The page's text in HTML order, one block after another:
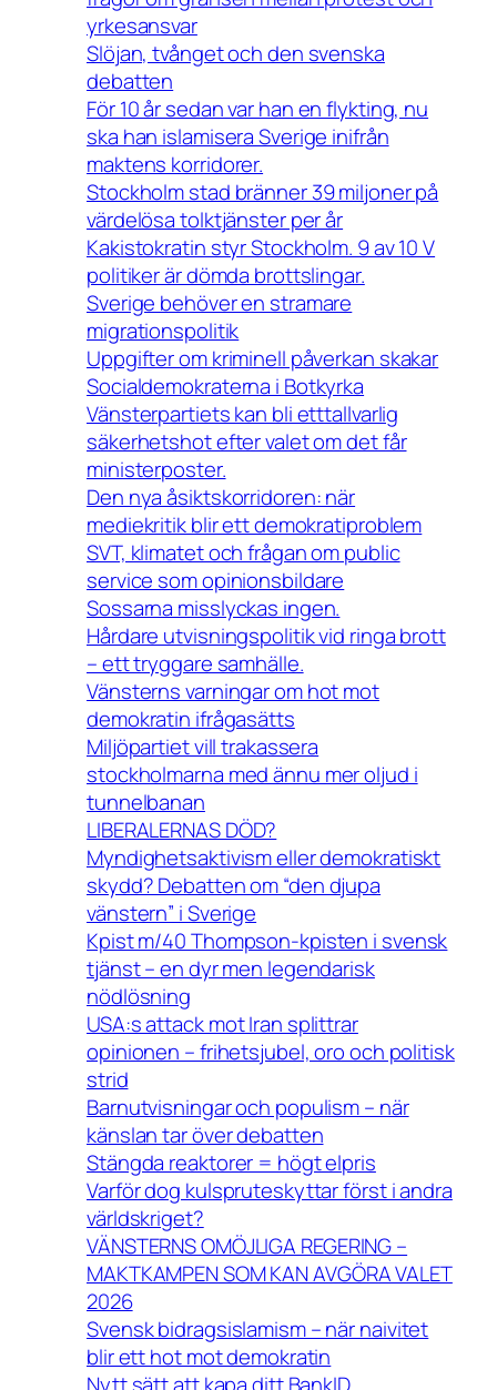
yrkesansvar
Slöjan, tvånget och den svenska
debatten
För 10 år sedan var han en flykting, nu
ska han islamisera Sverige inifrån
maktens korridorer.
Stockholm stad bränner 39 miljoner på
värdelösa tolktjänster per år
Kakistokratin styr Stockholm. 9 av 10 V
politiker är dömda brottslingar.
Sverige behöver en stramare
migrationspolitik
Uppgifter om kriminell påverkan skakar
Socialdemokraterna i Botkyrka
Vänsterpartiets kan bli etttallvarlig
säkerhetshot efter valet om det får
ministerposter.
Den nya åsiktskorridoren: när
mediekritik blir ett demokratiproblem
SVT, klimatet och frågan om public
service som opinionsbildare
Sossarna misslyckas ingen.
Hårdare utvisningspolitik vid ringa brott
– ett tryggare samhälle.
Vänsterns varningar om hot mot
demokratin ifrågasätts
Miljöpartiet vill trakassera
stockholmarna med ännu mer oljud i
tunnelbanan
LIBERALERNAS DÖD?
Myndighetsaktivism eller demokratiskt
skydd? Debatten om “den djupa
vänstern” i Sverige
Kpist m/40 Thompson-kpisten i svensk
tjänst – en dyr men legendarisk
nödlösning
USA:s attack mot Iran splittrar
opinionen – frihetsjubel, oro och politisk
strid
Barnutvisningar och populism – när
känslan tar över debatten
Stängda reaktorer = högt elpris
Varför dog kulspruteskyttar först i andra
världskriget?
VÄNSTERNS OMÖJLIGA REGERING –
MAKTKAMPEN SOM KAN AVGÖRA VALET
2026
Svensk bidragsislamism – när naivitet
blir ett hot mot demokratin